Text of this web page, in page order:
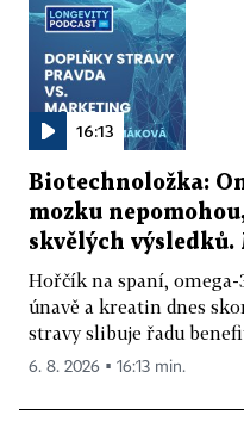
16:13
Biotechnoložka:
mozku
skvělých výsledků.
Hořčík na spaní,
únavě a kreatin dnes
stravy slibuje řadu
6. 8. 2026 ▪ 16:13 min.